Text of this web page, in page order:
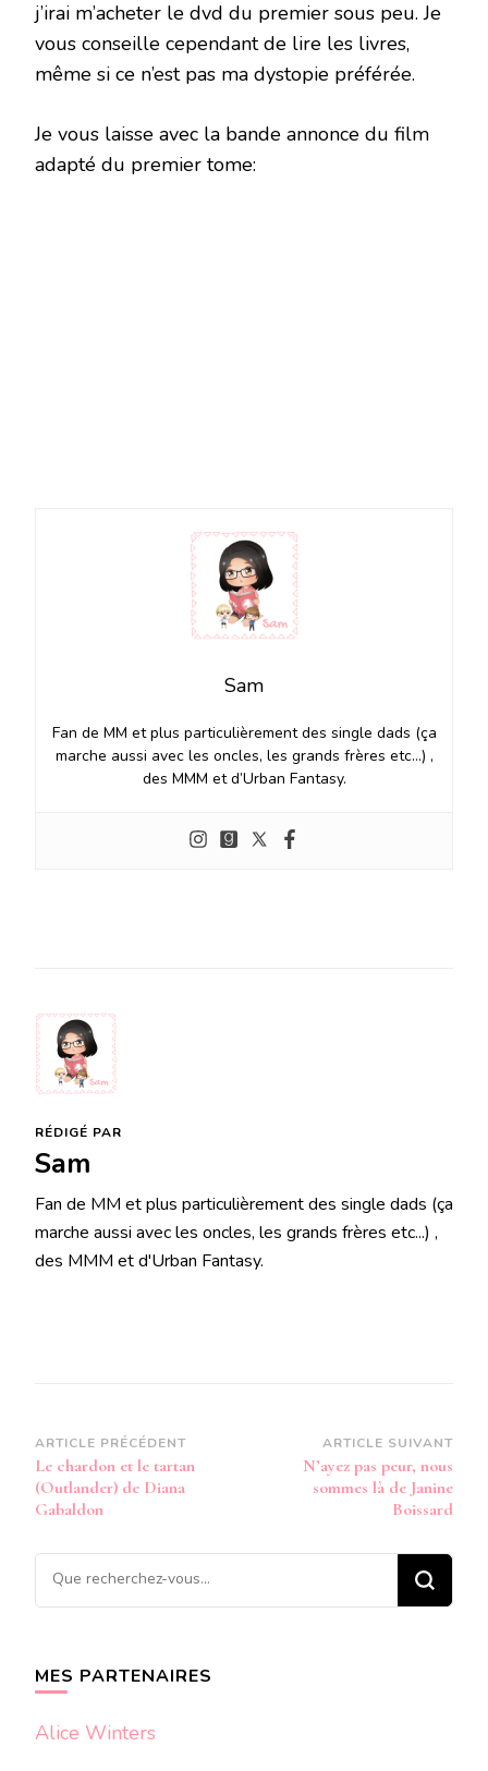
j’irai m’acheter le dvd du premier sous peu. Je
vous conseille cependant de lire les livres,
même si ce n’est pas ma dystopie préférée.
Je vous laisse avec la bande annonce du film
adapté du premier tome:
Sam
Fan de MM et plus particulièrement des single dads (ça
marche aussi avec les oncles, les grands frères etc…) ,
des MMM et d’Urban Fantasy.
RÉDIGÉ PAR
Sam
Fan de MM et plus particulièrement des single dads (ça
marche aussi avec les oncles, les grands frères etc...) ,
des MMM et d'Urban Fantasy.
Navigation
d’article
ARTICLE PRÉCÉDENT
Le chardon et le tartan
(Outlander) de Diana
Gabaldon
ARTICLE SUIVANT
N’ayez pas peur, nous
sommes là de Janine
Boissard
Vous
recherchiez
MES PARTENAIRES
Alice Winters